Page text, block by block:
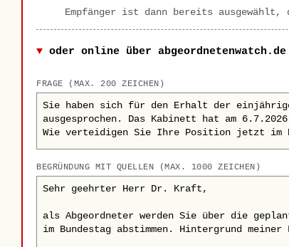
Empfänger ist dann bereits ausgewählt,
oder online über
FRAGE (MAX. 200 ZEICHEN)
BEGRÜNDUNG MIT QUELLEN (MAX. 1000 ZEICHEN)